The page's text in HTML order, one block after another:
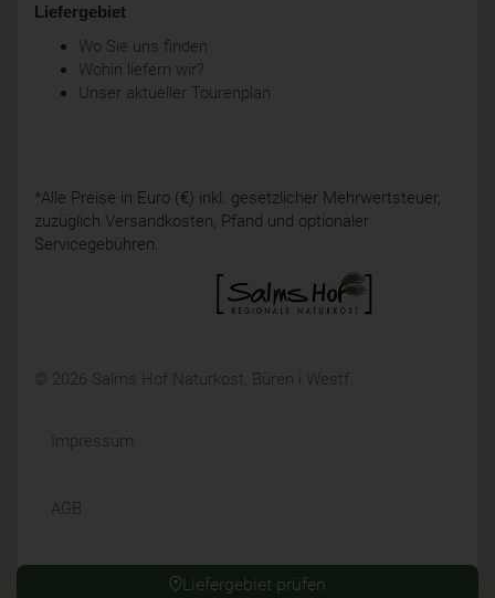
Liefergebiet prüfen
Liefergebiet
Wo Sie uns finden
Wohin liefern wir?
Unser aktueller Tourenplan
*Alle Preise in Euro (€) inkl. gesetzlicher Mehrwertsteuer,
zuzüglich Versandkosten, Pfand und optionaler
Servicegebühren.
© 2026 Salms Hof Naturkost, Büren i.Westf.
Impressum
AGB